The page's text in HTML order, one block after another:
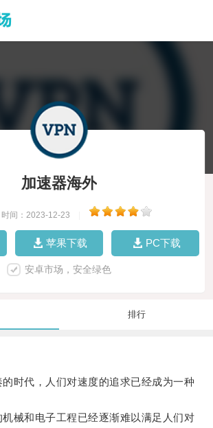
加速器海外
时间：2023-12-23
苹果下载 PC下载
安卓市场，安全绿色
排行
代，人们对速度的追求已经成为一种
和电子工程已经逐渐难以满足人们对